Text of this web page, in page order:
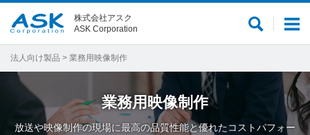
メ
ー
サ
内
株式会社アスク
ASK Corporation
法人向け製品 > 業務用映像制作
業務用映像制作
放送や映像制作の現場に最高の品質性能と優れたコストパフォー